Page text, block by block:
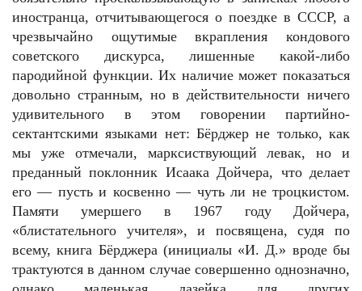
иностранца, отчитывающегося о поездке в СССР, а
чрезвычайно ощутимые вкрапления кондового
советского дискурса, лишенные какой-либо
пародийной функции. Их наличие может показаться
довольно странным, но в действительности ничего
удивительного в этом говорении партийно-
сектантскими языками нет: Бёрджер не только, как
мы уже отмечали, марксиствующий левак, но и
преданный поклонник Исаака Дойчера, что делает
его — пусть и косвенно — чуть ли не троцкистом.
Памяти умершего в 1967 году Дойчера,
«блистательного учителя», и посвящена, судя по
всему, книга Бёрджера (инициалы «И. Д.» вроде бы
трактуются в данном случае совершенно однозначно,